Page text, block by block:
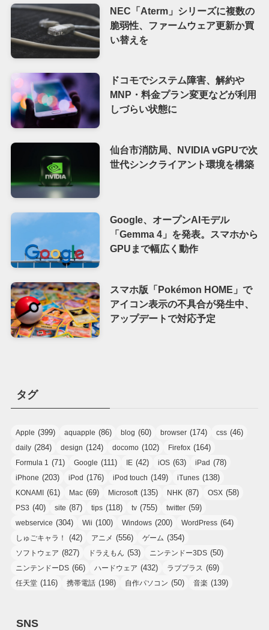
NEC「Aterm」シリーズに複数の
脆弱性、ファームウェア更新か買
い替えを
ドコモでシステム障害、解約や
MNP・料金プラン変更などが利用
しづらい状態に
仙台市消防局、NVIDIA vGPUで次
世代シンクライアント環境を構築
Google、オープンAIモデル
「Gemma 4」を発表。スマホから
GPUまで幅広く動作
スマホ版「Pokémon HOME」で
アイコン表示の不具合が発生中、
アップデートで対応予定
タグ
Apple (399) aquapple (86) blog (60) browser (174) css (46)
daily (284) design (124) docomo (102) Firefox (164)
Formula 1 (71) Google (111) IE (42) iOS (63) iPad (78)
iPhone (203) iPod (176) iPod touch (149) iTunes (138)
KONAMI (61) Mac (69) Microsoft(135) NHK (87) OSX (58)
PS3 (40) site (87) tips (118) tv (755) twitter (59)
webservice (304) Wii (100) Windows (200) WordPress (64)
しゅごキャラ！ (42) アニメ (556) ゲーム (354)
ソフトウェア (827) ドラえもん (53) ニンテンドー3DS (50)
ニンテンドーDS (66) ハードウェア (432) ラブプラス (69)
任天堂 (116) 携帯電話 (198) 自作パソコン (50) 音楽 (139)
SNS